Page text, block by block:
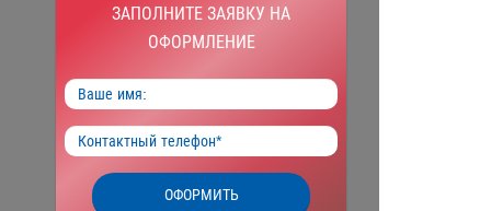
ЗАПОЛНИТЕ ЗАЯВКУ НА
ОФОРМЛЕНИЕ
ОФОРМИТЬ